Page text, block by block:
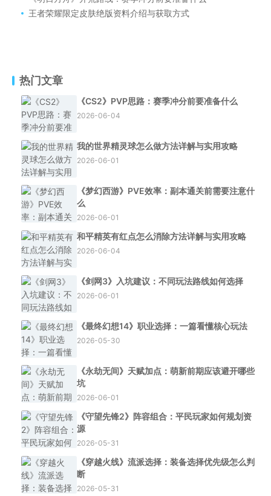
王者荣耀限定皮肤绝版资料介绍与获取方式
热门文章
《CS2》PVP思路：赛季冲分前要准备什么
2026-06-04
我的世界精灵球怎么做方法详解与实用攻略
2026-06-01
《梦幻西游》PVE效率：副本通关前需要注意什
么
2026-06-01
和平精英有红点怎么消除方法详解与实用攻略
2026-06-04
《剑网3》入坑建议：不同玩法路线如何选择
2026-06-01
《最终幻想14》职业选择：一篇看懂核心玩法
2026-05-30
《永劫无间》天赋加点：萌新前期应该避开哪些
坑
2026-06-01
《守望先锋2》阵容组合：平民玩家如何规划资
源
2026-05-31
《穿越火线》流派选择：装备选择优先级怎么判
断
2026-05-31